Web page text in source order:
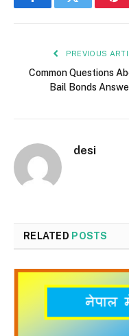
FacebookTwitter
PREVIOUS
Common Questions
Bail Bonds
desi
RELATED POSTS